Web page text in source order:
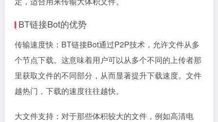
BT链接Bot的优势
传输速度快：BT链接Bot通过P2P技术，允许文件从多
个节点下载。这意味着用户可以从多个不同的上传者那
里获取文件的不同部分，从而显著提升下载速度。文件
越热门，下载的速度往往越快。
大文件支持：对于那些体积较大的文件，例如高清电